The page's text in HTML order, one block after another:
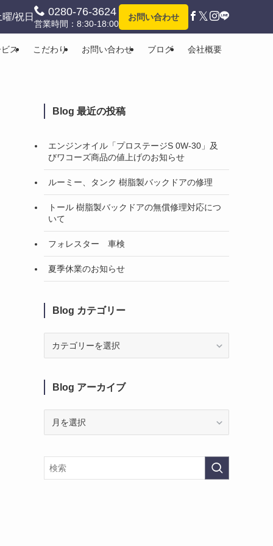
/祝日 0280-76-3624
営業時間：8:30-18:00
お問い合わせ 𝕏
ス こだわり お問い合わせ ブログ 会社概要
Blog 最近の投稿
エンジンオイル「プロステージS 0W-30」及
びワコーズ商品の値上げのお知らせ
ルーミー、タンク 樹脂製バックドアの修理
トール 樹脂製バックドアの無償修理対応につ
いて
フォレスター 車検
夏季休業のお知らせ
Blog カテゴリー
ゴ
Blog アーカイブ
カ
イ
ブ